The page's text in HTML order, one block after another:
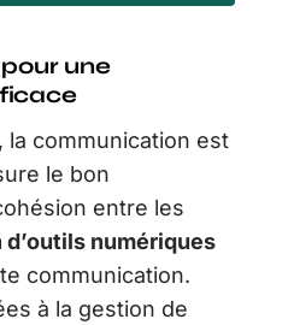
une
la communication est
le bon
entre les
d’outils numériques
communication.
à la gestion de